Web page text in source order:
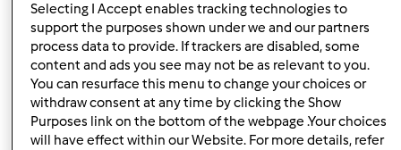
Seg, 2014-02-17 17:09
Boa tarde,
Tenho creme de caramelo que usei ontem nos
profiteroles onde mais posso usar?:O
Selecting I Accept enables tracking technologies to
support the purposes shown under we and our partners
process data to provide. If trackers are disabled, some
content and ads you see may not be as relevant to you.
You can resurface this menu to change your choices or
withdraw consent at any time by clicking the Show
Purposes link on the bottom of the webpage .Your choices
will have effect within our Website. For more details, refer